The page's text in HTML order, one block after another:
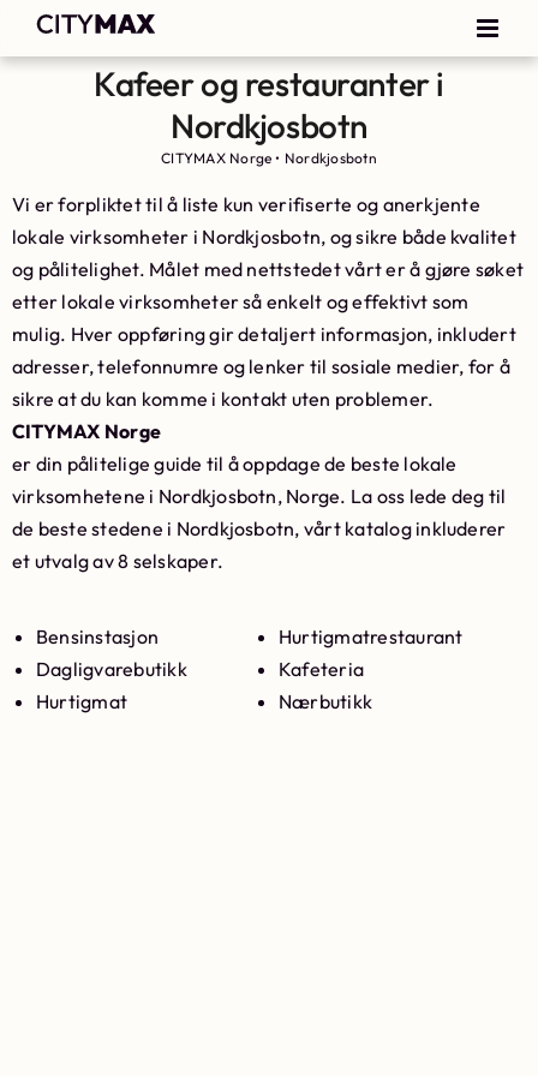
Kafeer og restauranter i
Nordkjosbotn
CITYMAX Norge • Nordkjosbotn
Vi er forpliktet til å liste kun verifiserte og anerkjente
lokale virksomheter i Nordkjosbotn, og sikre både kvalitet
og pålitelighet. Målet med nettstedet vårt er å gjøre søket
etter lokale virksomheter så enkelt og effektivt som
mulig. Hver oppføring gir detaljert informasjon, inkludert
adresser, telefonnumre og lenker til sosiale medier, for å
sikre at du kan komme i kontakt uten problemer.
CITYMAX Norge
er din pålitelige guide til å oppdage de beste lokale
virksomhetene i Nordkjosbotn, Norge. La oss lede deg til
de beste stedene i Nordkjosbotn, vårt katalog inkluderer
et utvalg av 8 selskaper.
Bensinstasjon
Dagligvarebutikk
Hurtigmat
Hurtigmatrestaurant
Kafeteria
Nærbutikk